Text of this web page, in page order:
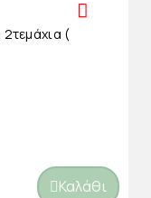
Καλάθι